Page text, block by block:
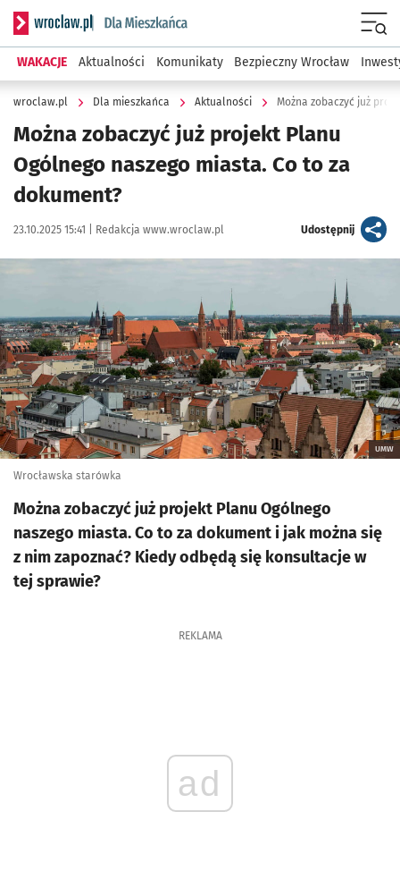
Serwis informacyjny wroclaw.pl podserwis: Dla mieszkańca
WAKACJE Aktualności Komunikaty Bezpieczny Wrocław
wroclaw.pl Dla mieszkańca Aktualności Można zobaczyć już
Można zobaczyć już projekt Planu
Ogólnego naszego miasta. Co to za
dokument?
Data publikacji:
23.10.2025 15:41 | Autor:
Redakcja www.wroclaw.pl Udostępnijartykuł
Kliknij, aby powiększyć
UMW
Wrocławska starówka
Można zobaczyć już projekt Planu Ogólnego
naszego miasta. Co to za dokument i jak można się
z nim zapoznać? Kiedy odbędą się konsultacje w
tej sprawie?
REKLAMA
ad